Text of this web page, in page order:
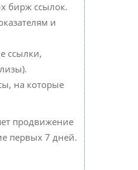
бирж ссылок.
и
ссылки,
на которые
продвижение
первых 7 дней.